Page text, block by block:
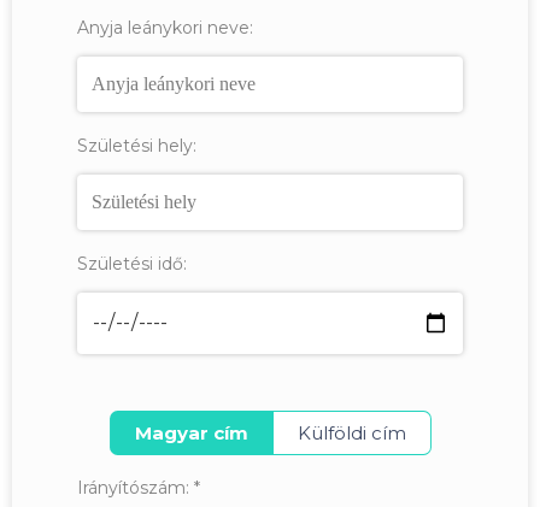
Anyja leánykori neve:
Születési hely:
Születési idő:
Magyar cím Külföldi cím
Irányítószám: *